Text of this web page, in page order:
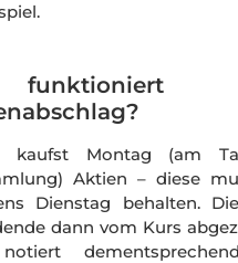
kaufst Montag (am
Aktien – diese
Dienstag behalten.
dann vom Kurs